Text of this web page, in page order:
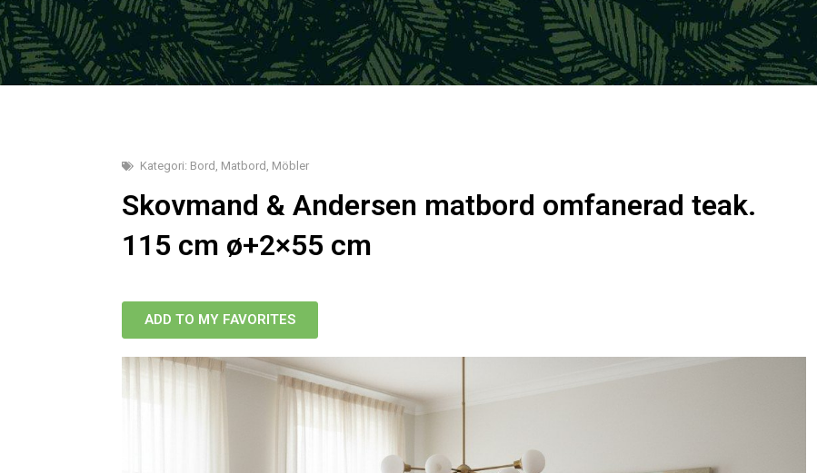
Kategori: Bord , Matbord , Möbler
Skovmand & Andersen matbord omfanerad teak.
115 cm ø+2×55 cm
ADD TO MY FAVORITES